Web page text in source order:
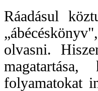
Ráadásul
olvasni.
folyamatokat